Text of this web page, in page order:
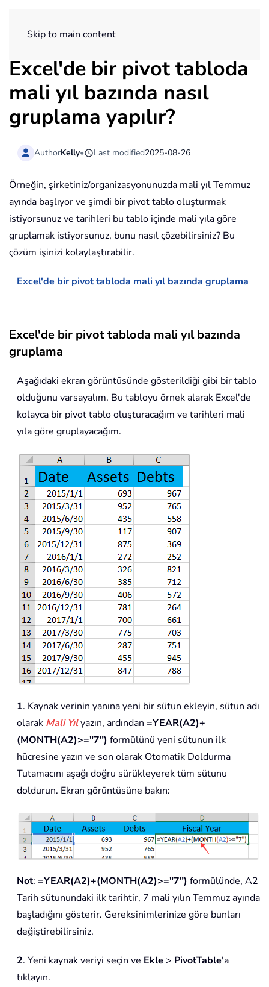
Skip to main content
Excel'de bir pivot tabloda
mali yıl bazında nasıl
gruplama yapılır?
AuthorKelly• Last modified2025-08-26
Örneğin, şirketiniz/organizasyonunuzda mali yıl Temmuz
ayında başlıyor ve şimdi bir pivot tablo oluşturmak
istiyorsunuz ve tarihleri bu tablo içinde mali yıla göre
gruplamak istiyorsunuz, bunu nasıl çözebilirsiniz? Bu
çözüm işinizi kolaylaştırabilir.
Excel'de bir pivot tabloda mali yıl bazında gruplama
Excel'de bir pivot tabloda mali yıl bazında
gruplama
Aşağıdaki ekran görüntüsünde gösterildiği gibi bir tablo
olduğunu varsayalım. Bu tabloyu örnek alarak Excel'de
kolayca bir pivot tablo oluşturacağım ve tarihleri mali
yıla göre gruplayacağım.
1. Kaynak verinin yanına yeni bir sütun ekleyin, sütun adı
olarak Mali Yılyazın, ardından =YEAR(A2)+
(MONTH(A2)>="7") formülünü yeni sütunun ilk
hücresine yazın ve son olarak Otomatik Doldurma
Tutamacını aşağı doğru sürükleyerek tüm sütunu
doldurun. Ekran görüntüsüne bakın:
Not: =YEAR(A2)+(MONTH(A2)>="7") formülünde, A2
Tarih sütunundaki ilk tarihtir, 7 mali yılın Temmuz ayında
başladığını gösterir. Gereksinimlerinize göre bunları
değiştirebilirsiniz.
2. Yeni kaynak veriyi seçin ve Ekle > PivotTable'a
tıklayın.